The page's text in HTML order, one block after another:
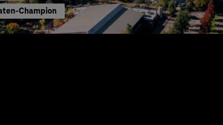
Champion